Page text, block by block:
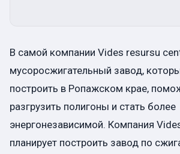
В самой компании Vides resursu
мусоросжигательный завод,
построить в Ропажском крае,
разгрузить полигоны и стать более
энергонезависимой. Компания
планирует построить завод по